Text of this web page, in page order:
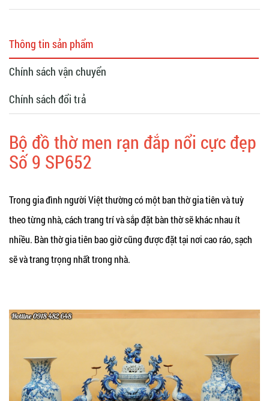
Thông tin sản phẩm
Chính sách vận chuyển
Chính sách đổi trả
Bộ đồ thờ men rạn đắp nổi cực đẹp
Số 9 SP652
Trong gia đình người Việt thường có một ban thờ gia tiênvà tuỳ
theo từng nhà, cách trang trí và sắp đặt bàn thờ sẽ khác nhau ít
nhiều. Bàn thờ gia tiên bao giờ cũng được đặt tại nơi cao ráo, sạch
sẽ và trang trọng nhất trong nhà.